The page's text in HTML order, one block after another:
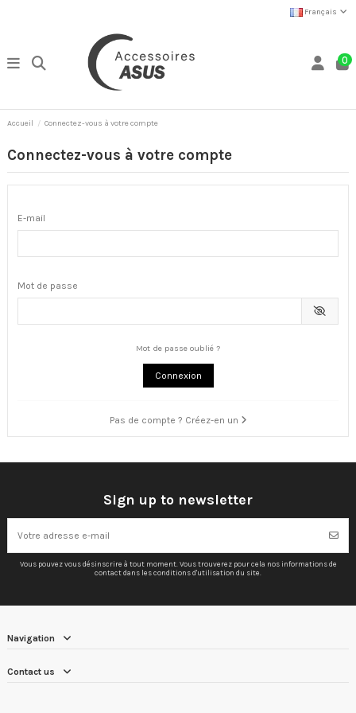
Français
0
Accueil Connectez-vous à votre compte
Connectez-vous à votre compte
E-mail
Mot de passe
Mot de passe oublié ?
Connexion
Pas de compte ? Créez-en un
Sign up to newsletter
Vous pouvez vous désinscrire à tout moment. Vous trouverez pour cela nos informations de
contact dans les conditions d'utilisation du site.
Navigation
Contact us